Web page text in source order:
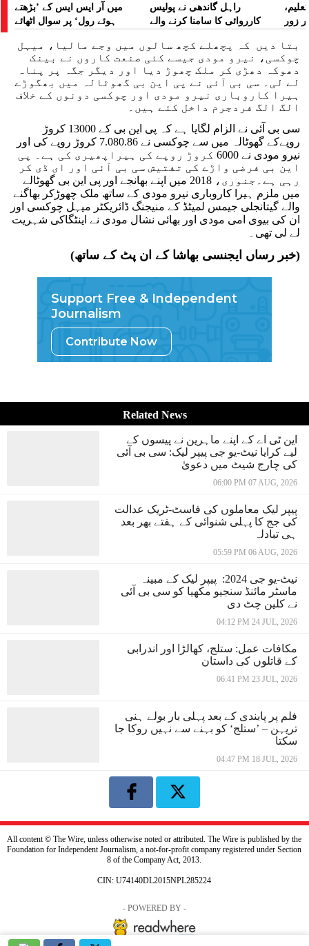
میں آر ایس ایس کے ’بڑھتے
ہوئے رول‘ پر سوال اٹھائے
راہل گاندھی نے پولیس
کارروائی کا سامنا کرنے والے
زور
بتا دیں کہ پچھلے کچھ سالوں میں وجے مالیا، میہل
چوکسی، نیرو مودی جیسے کئی صنعت کاروں نے بینک
دھوکہ دھڑی کر ملک چھوڑ دیا اور دیگر جگہ پر پناہ
لے لی۔ سی بی آئی نے پی این بی گھوٹالہ میں بھگوڑے
ہیرا کاروباری نیرو مودی اور چوکسی دونوں کے خلاف
الگ الگ فردجرم داخل کئے ہیں۔
سی بی آئی نے الزام لگایا ہے کہ پی این بی کے 13000 کروڑ
روپےکے گھوٹالہ میں سے چوکسی نے 7.080.86 کروڑ روپے کی اور
نیرو مودی نے 6000 کروڑ روپے کی ہیراپھیری کی ہے۔ پی
این بی فرضی واڑے کی تفتیش سی بی آئی اور ای ڈی کر
رہی ہے۔جنوری، 2018 میں اپنے بھانجے اور پی این بی گھوٹالے
میں ملزم ہیرا کاروباری نیرو مودی کے ساتھ ملک چھوڑ‌کر بھاگنے
والے گیتانجلی جیمس لمیٹڈ کے منیجنگ ڈائریکٹر میہل چوکسی اور
ان کی بیوی امی مودی اور بھائی نشال مودی نے اینٹگاکی شہریت
لے لی تھی۔
(خبر رساں ایجنسی بھاشا کے ان پٹ کے ساتھ)
Support Free & Independent
Journalism
Contribute Now
Related News
این ٹی اے کے اپنے ماہرین نے پیسوں کے
لیے کرایا نیٹ-یو جی پیپر لیک: سی بی آئی
کی چارج شیٹ میں دعویٰ
06:00 PM 07 AUG, 2026
پیپر لیک معاملوں کی فاسٹ-ٹریک عدالت
کی جج کا پہلی شنوائی کے ہفتے بھر بعد
ہی تبادلہ
05:59 PM 06 AUG, 2026
نیٹ-یو جی 2024: پیپر لیک کے مبینہ
ماسٹر مائنڈ سنجیو مکھیا کو سی بی آئی
نے کلین چٹ دی
04:12 PM 24 JUL, 2026
مکافات عمل: ستلج، کھالڑا اور اندرابی
کے قاتلوں کی داستان
06:41 PM 23 JUL, 2026
فلم پر پابندی کے بعد پہلی بار بولے ہنی
تریہن – ’ستلج‘ کو بہنے سے نہیں روکا جا
سکتا
04:47 PM 18 JUL, 2026
All content © The Wire, unless otherwise noted or attributed. The Wire is published by the
Foundation for Independent Journalism, a not-for-profit company registered under Section
8 of the Company Act, 2013.
CIN: U74140DL2015NPL285224
- POWERED BY -